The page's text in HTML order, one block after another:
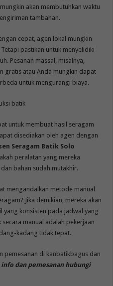
akan membutuhkan waktu
tambahan.
cepat, agen lokal mungkin
pastikan untuk menyelidiki
Pesanan massal, misalnya,
gratis atau Anda mungkin dapat
untuk mengurangi biaya.
batik
untuk membuat hasil seragam
disediakan oleh agen dengan
Seragam Batik Solo
peralatan yang mereka
bahan sudah mutakhir.
mengandalkan metode manual
Jika demikian, mereka akan
yang konsisten pada jadwal yang
manual adalah pekerjaan
kadang tidak tepat.
pemesanan di kanbatikbagus dan
info dan pemesanan hubungi